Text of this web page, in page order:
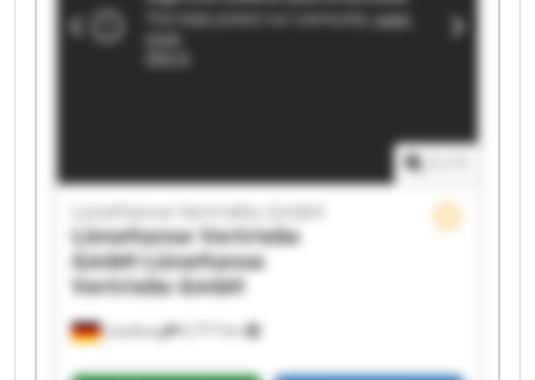
LüneHanse Vertriebs GmbH LüneHanse
Vertriebs GmbH LüneHanse Vertriebs GmbH
LüneHanse Vertriebs GmbH LüneHanse
Lüneburg 6,777 km
LüneHanse Vertriebs GmbH
LüneHanse Vertriebs
GmbH LüneHanse
Vertriebs GmbH